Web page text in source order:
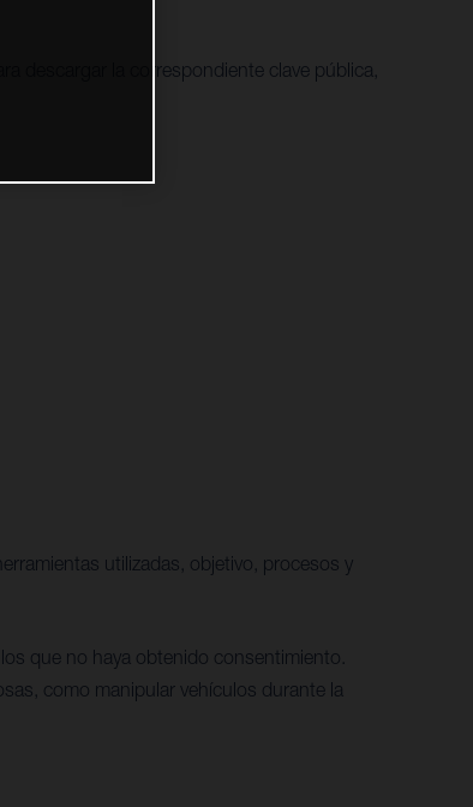
descargar la correspondiente clave pública,
utilizadas, objetivo, procesos y
que no haya obtenido consentimiento.
como manipular vehículos durante la